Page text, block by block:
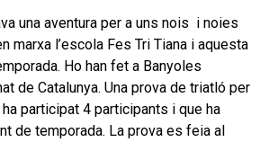
una aventura per a uns nois i noies
marxa l’escola Fes Tri Tiana i aquesta
Ho han fet a Banyoles
de Catalunya. Una prova de triatló per
ha participat 4 participants i que ha
de temporada. La prova es feia al